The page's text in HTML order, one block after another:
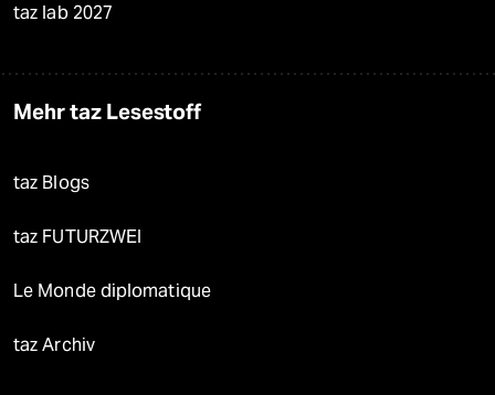
taz lab 2027
Mehr taz Lesestoff
taz Blogs
taz FUTURZWEI
Le Monde diplomatique
taz Archiv